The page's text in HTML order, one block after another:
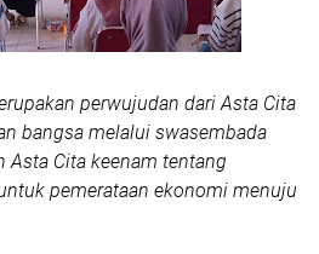
perwujudan dari Asta Cita
bangsa melalui swasembada
Asta Cita keenam tentang
pemerataan ekonomi menuju